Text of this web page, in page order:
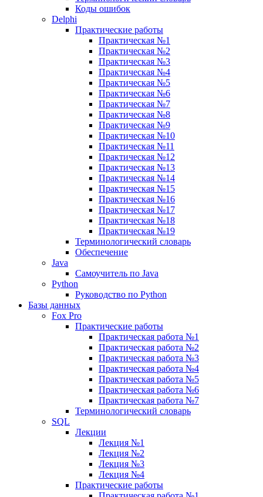
Коды ошибок
Delphi
Практические работы
Практическая №1
Практическая №2
Практическая №3
Практическая №4
Практическая №5
Практическая №6
Практическая №7
Практическая №8
Практическая №9
Практическая №10
Практическая №11
Практическая №12
Практическая №13
Практическая №14
Практическая №15
Практическая №16
Практическая №17
Практическая №18
Практическая №19
Терминологический словарь
Обеспечение
Java
Самоучитель по Java
Python
Руководство по Python
Базы данных
Fox Pro
Практические работы
Практическая работа №1
Практическая работа №2
Практическая работа №3
Практическая работа №4
Практическая работа №5
Практическая работа №6
Практическая работа №7
Терминологический словарь
SQL
Лекции
Лекция №1
Лекция №2
Лекция №3
Лекция №4
Практические работы